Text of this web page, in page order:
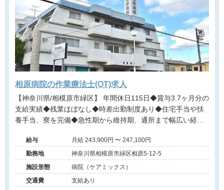
相原病院の作業療法士(OT)求人
【神奈川県/相模原市緑区】 年間休日115日◆賞与3.7ヶ月分の
支給実績◆残業ほぼなし◆時差出勤制度あり◆住宅手当や扶
養手当、寮を完備◆急性期から維持期、通所まで幅広い経験
給与
月給 243,900円 〜 247,100円
勤務地
神奈川県相模原市緑区相原5-12-5
施設形態
病院（ケアミックス）
交通費
支給あり